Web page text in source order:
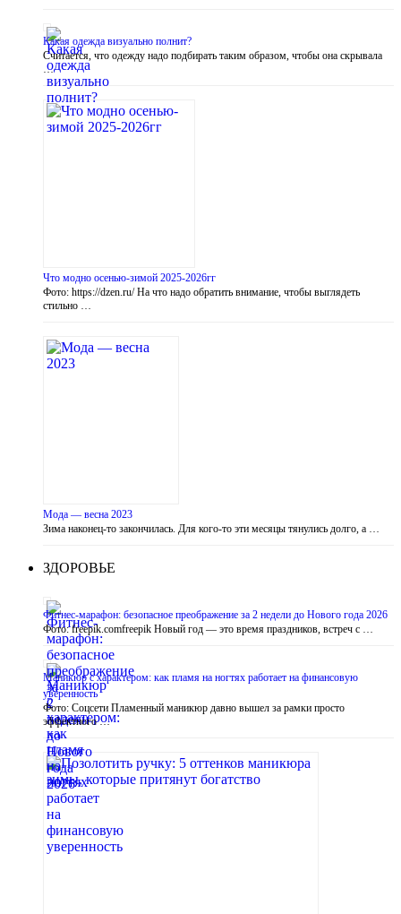
Какая одежда визуально полнит?
Считается, что одежду надо подбирать таким образом, чтобы она скрывала
…
Что модно осенью-зимой 2025-2026гг
Фото: https://dzen.ru/ На что надо обратить внимание, чтобы выглядеть
стильно …
Мода — весна 2023
Зима наконец-то закончилась. Для кого-то эти месяцы тянулись долго, а …
ЗДОРОВЬЕ
Фитнес-марафон: безопасное преображение за 2 недели до Нового года 2026
Фото: freepik.comfreepik Новый год — это время праздников, встреч с …
Маникюр с характером: как пламя на ногтях работает на финансовую
уверенность
Фото: Соцсети Пламенный маникюр давно вышел за рамки просто
эффектного …